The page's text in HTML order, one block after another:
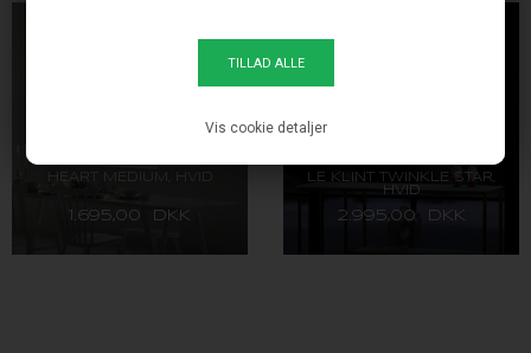
Vis cookie detaljer
HEART MEDIUM, HVID
1.695,00 DKK
LE KLINT TWINKLE STAR,
HVID
2.995,00 DKK